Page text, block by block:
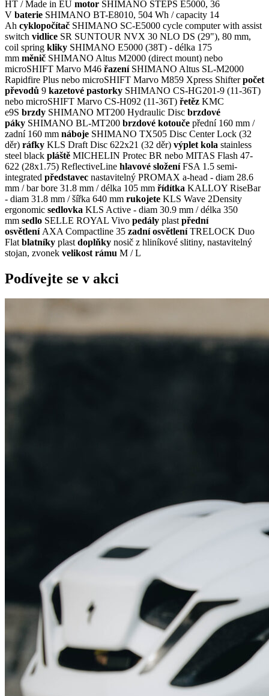
HT / Made in EU motor SHIMANO STEPS E5000, 36
V baterie SHIMANO BT-E8010, 504 Wh / capacity 14
Ah cyklopočítač SHIMANO SC-E5000 cycle computer with assist
switch vidlice SR SUNTOUR NVX 30 NLO DS (29"), 80 mm,
coil spring kliky SHIMANO E5000 (38T) - délka 175
mm měnič SHIMANO Altus M2000 (direct mount) nebo
microSHIFT Marvo M46 řazeníSHIMANO Altus SL-M2000
Rapidfire Plus nebo microSHIFT Marvo M859 Xpress Shifterpočet
převodů 9 kazetové pastorky SHIMANO CS-HG201-9 (11-36T)
nebo microSHIFT Marvo CS-H092 (11-36T) řetěz KMC
e9S brzdy SHIMANO MT200 Hydraulic Disc brzdové
páky SHIMANO BL-MT200 brzdové kotouče přední 160 mm /
zadní 160 mm náboje SHIMANO TX505 Disc Center Lock (32
děr) ráfky KLS Draft Disc 622x21 (32 děr) výplet kola stainless
steel black pláště MICHELIN Protec BR nebo MITAS Flash 47-
622 (28x1.75) ReflectiveLine hlavové složeníFSA 1.5 semi-
integrated představec nastavitelný PROMAX a-head - diam 28.6
mm / bar bore 31.8 mm / délka 105 mm řídítka KALLOY RiseBar
- diam 31.8 mm / šířka 640 mm rukojete KLS Wave 2Density
ergonomic sedlovka KLS Active - diam 30.9 mm / délka 350
mm sedlo SELLE ROYAL Vivo pedály plast přední
osvětleníAXA Compactline 35 zadní osvětleníTRELOCK Duo
Flat blatníky plast doplňky nosič z hliníkové slitiny, nastavitelný
stojan, zvonek velikost rámu M / L
Podívejte se v akci